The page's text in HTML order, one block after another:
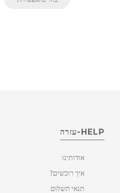
HELP-עזרה
אודותינו
איך רוכשים?
תנאי תשלום